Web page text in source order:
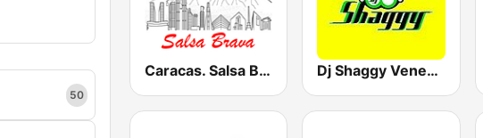
50
Caracas. Salsa Brava... Dj Shaggy Venezuela